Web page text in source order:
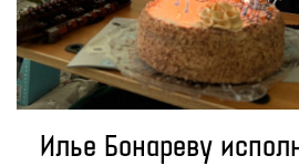
Илье Бонареву